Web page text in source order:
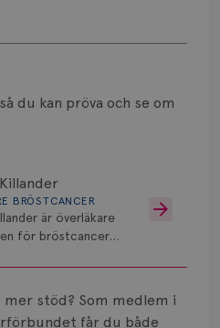
du kan pröva och se om
BRÖSTCANCER
är överläkare
för bröstcancer
mer stöd? Som medlem i
får du både